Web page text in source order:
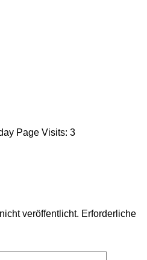
Page Visits: 3
veröffentlicht. Erforderliche